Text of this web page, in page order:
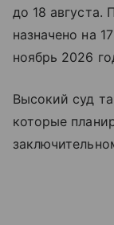
до 18 августа.
назначено на
ноябрь 2026
Высокий суд
которые